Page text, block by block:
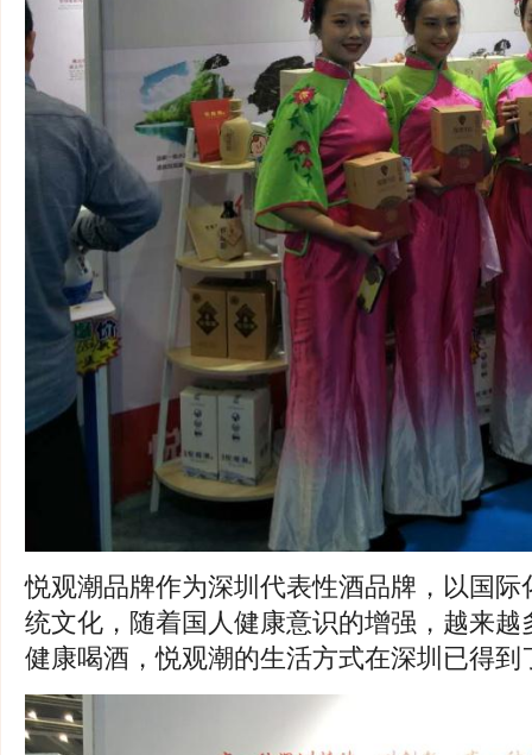
悦观潮品牌作为深圳代表性酒品牌，以国
统文化，随着国人健康意识的增强，越来
健康喝酒，悦观潮的生活方式在深圳已得到